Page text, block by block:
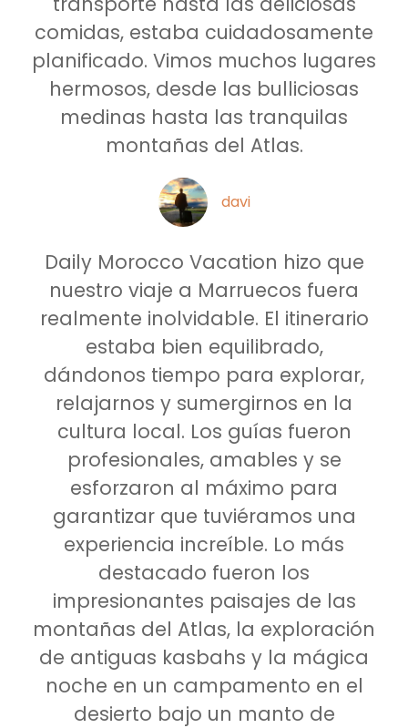
comidas, estaba cuidadosamente
planificado. Vimos muchos lugares
hermosos, desde las bulliciosas
medinas hasta las tranquilas
montañas del Atlas.
davi
Daily Morocco Vacation hizo que
nuestro viaje a Marruecos fuera
realmente inolvidable. El itinerario
estaba bien equilibrado,
dándonos tiempo para explorar,
relajarnos y sumergirnos en la
cultura local. Los guías fueron
profesionales, amables y se
esforzaron al máximo para
garantizar que tuviéramos una
experiencia increíble. Lo más
destacado fueron los
impresionantes paisajes de las
montañas del Atlas, la exploración
de antiguas kasbahs y la mágica
noche en un campamento en el
desierto bajo un manto de